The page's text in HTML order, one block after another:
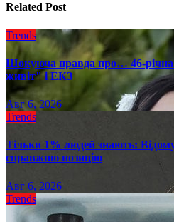
Related Post
Trends
Шокуюча правда про… 46-річна
живіт" і ЕКЗ
Авг 6, 2026
Trends
Тільки 1% людей знають:
справжню позицію
Авг 6, 2026
Trends